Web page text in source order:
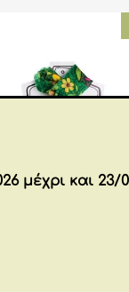
μέχρι και 23/